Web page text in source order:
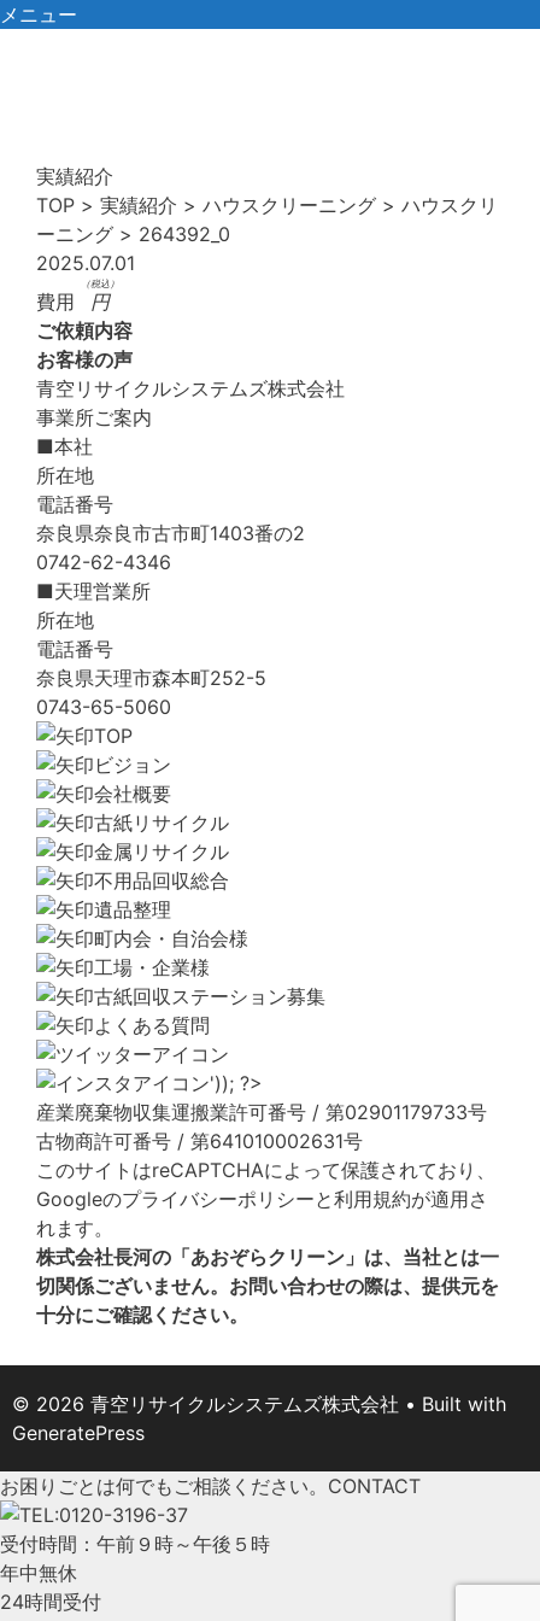
コ
メニュー
実績紹介
TOP > 実績紹介 > ハウスクリーニング > ハウスクリ
ーニング > 264392_0
2025.07.01
費用
円
（税込）
ご依頼内容
お客様の声
青空リサイクルシステムズ株式会社
事業所ご案内
■本社
所在地
電話番号
奈良県奈良市古市町1403番の2
0742-62-4346
■天理営業所
所在地
電話番号
奈良県天理市森本町252-5
0743-65-5060
TOP
ビジョン
会社概要
古紙リサイクル
金属リサイクル
不用品回収総合
遺品整理
町内会・自治会様
工場・企業様
古紙回収ステーション募集
よくある質問
産業廃棄物収集運搬業許可番号 / 第02901179733号
古物商許可番号 / 第641010002631号
このサイトはreCAPTCHAによって保護されており、
Googleのプライバシーポリシーと利用規約が適用さ
れます。
株式会社長河の「あおぞらクリーン」は、当社とは一
切関係ございません。お問い合わせの際は、提供元を
十分にご確認ください。
© 2026 青空リサイクルシステムズ株式会社 • Built with
GeneratePress
お困りごとは何でもご相談ください。 CONTACT
受付時間：午前９時～午後５時
年中無休
24時間受付